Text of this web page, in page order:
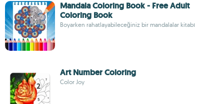
Mandala Coloring Book - Free Adult
Coloring Book
Boyarken rahatlayabileceğiniz bir mandalalar kitabı
Art Number Coloring
Color Joy